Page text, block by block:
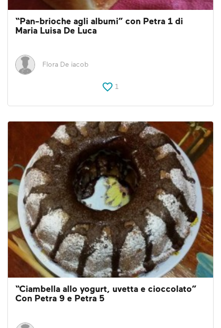
“Pan-brioche agli albumi” con Petra 1 di
Maria Luisa De Luca
Flora De iacob
1
“Ciambella allo yogurt, uvetta e cioccolato”
Con Petra 9 e Petra 5